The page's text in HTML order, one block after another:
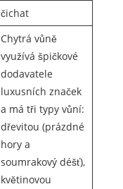
čichat
Chytrá vůně
využívá špičkové
dodavatele
luxusních značek
a má tři typy vůní:
dřevitou (prázdné
hory a
soumrakový déšť),
květinovou